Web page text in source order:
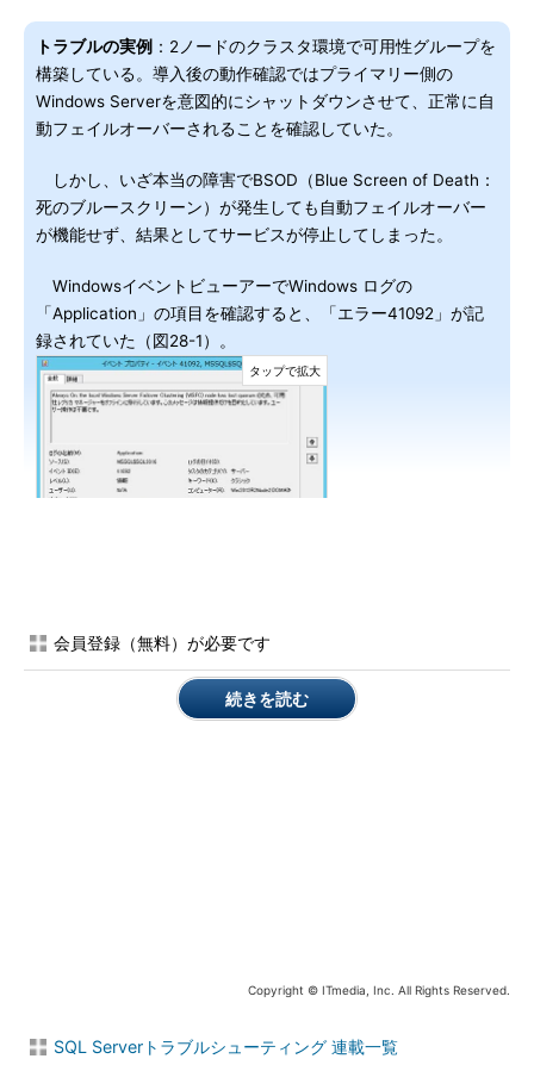
トラブルの実例 ：2ノードのクラスタ環境で可用性グループを
構築している。導入後の動作確認ではプライマリー側の
Windows Serverを意図的にシャットダウンさせて、正常に自
動フェイルオーバーされることを確認していた。
しかし、いざ本当の障害でBSOD（Blue Screen of Death：
死のブルースクリーン）が発生しても自動フェイルオーバー
が機能せず、結果としてサービスが停止してしまった。
WindowsイベントビューアーでWindows ログの
「Application」の項目を確認すると、「エラー41092」が記
録されていた（図28-1）。
実装されています。クォーラム管理機能により、各ノードの状態
なっています（*1）。
会員登録（無料）が必要です
続きを読む
Copyright © ITmedia, Inc. All Rights Reserved.
SQL Serverトラブルシューティング 連載一覧